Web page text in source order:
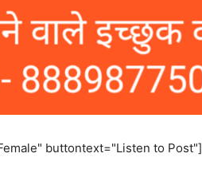
buttontext="Listen to Post"]